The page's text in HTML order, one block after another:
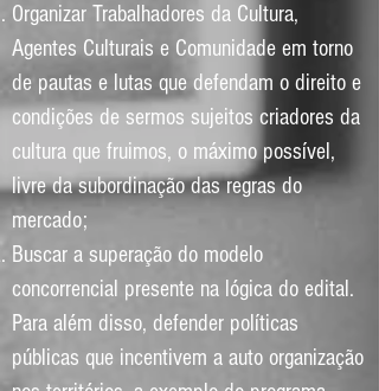
Organizar Trabalhadores da Cultura,
Agentes Culturais e Comunidade em torno
de pautas e lutas que defendam o direito e
condições de sermos sujeitos criadores da
cultura que fruimos, o máximo possível,
livre da subordinação das regras do
mercado;
Buscar a superação do modelo
concorrencial presente na lógica do edital.
Para além disso, defender políticas
públicas que incentivem a auto organização